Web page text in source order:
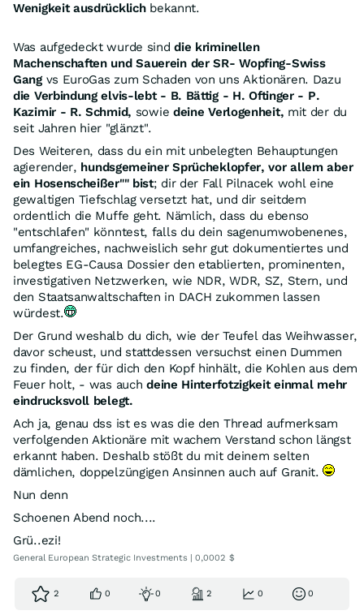
Wenigkeit ausdrücklichbekannt.
Was aufgedeckt wurde sinddie kriminellen
Machenschaften und Sauerein der SR- Wopfing-Swiss
Gangvs EuroGas zum Schaden von uns Aktionären. Dazu
die Verbindung elvis-lebt - B. Bättig - H. Oftinger - P.
Kazimir - R. Schmid, sowie deine Verlogenheit, mit der du
seit Jahren hier "glänzt".
Des Weiteren, dass du ein mit unbelegten Behauptungen
agierender, hundsgemeiner Sprücheklopfer, vor allem aber
ein Hosenscheißer"" bist; dir der Fall Pilnacek wohl eine
gewaltigen Tiefschlag versetzt hat, und dir seitdem
ordentlich die Muffe geht. Nämlich, dass du ebenso
"entschlafen" könntest, falls du dein sagenumwobenenes,
umfangreiches, nachweislich sehr gut dokumentiertes und
belegtes EG-Causa Dossier den etablierten, prominenten,
investigativen Netzwerken, wie NDR, WDR, SZ, Stern, und
den Staatsanwaltschaften in DACH zukommen lassen
würdest.
Der Grund weshalb du dich, wie der Teufel das Weihwasser,
davor scheust, und stattdessen versuchst einen Dummen
zu finden, der für dich den Kopf hinhält, die Kohlen aus dem
Feuer holt, - was auchdeine Hinterfotzigkeit einmal mehr
eindrucksvoll belegt.
Ach ja, genau dss ist es was die den Thread aufmerksam
verfolgenden Aktionäre mit wachem Verstand schon längst
erkannt haben. Deshalb stößt du mit deinem selten
dämlichen, doppelzüngigen Ansinnen auch auf Granit.
Nun denn
Schoenen Abend noch....
Grü..ezi!
General European Strategic Investments | 0,0002 $
2 0 0 2 0 0